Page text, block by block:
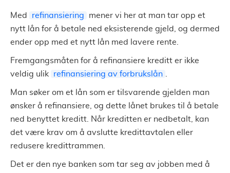
Med refinansiering
mener vi her at man tar opp et
nytt lån for å betale ned eksisterende gjeld, og dermed
ender opp med et nytt lån med lavere rente.
Fremgangsmåten for å refinansiere kreditt er ikke
veldig ulik
refinansiering av forbrukslån
Man søker om et lån som er tilsvarende gjelden man
ønsker å refinansiere, og dette lånet brukes til å betale
ned benyttet kreditt. Når kreditten er nedbetalt, kan
det være krav om å avslutte kredittavtalen eller
redusere kredittrammen.
Det er den nye banken som tar seg av jobben med å
Få tilbud om refinansiering av lån og kreditter fra flere